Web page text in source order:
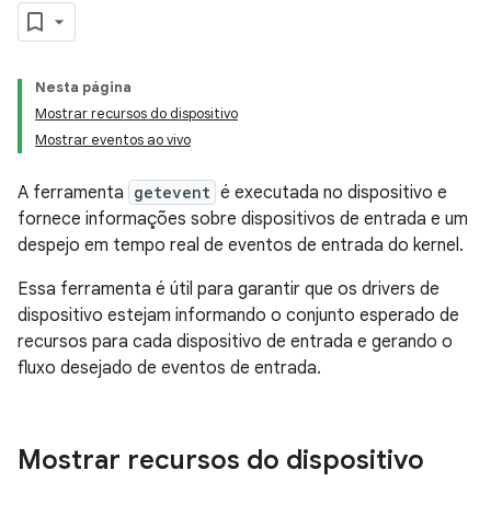
Nesta página
Mostrar recursos do dispositivo
Mostrar eventos ao vivo
A ferramenta getevent é executada no dispositivo e
fornece informações sobre dispositivos de entrada e um
despejo em tempo real de eventos de entrada do kernel.
Essa ferramenta é útil para garantir que os drivers de
dispositivo estejam informando o conjunto esperado de
recursos para cada dispositivo de entrada e gerando o
fluxo desejado de eventos de entrada.
Mostrar recursos do dispositivo